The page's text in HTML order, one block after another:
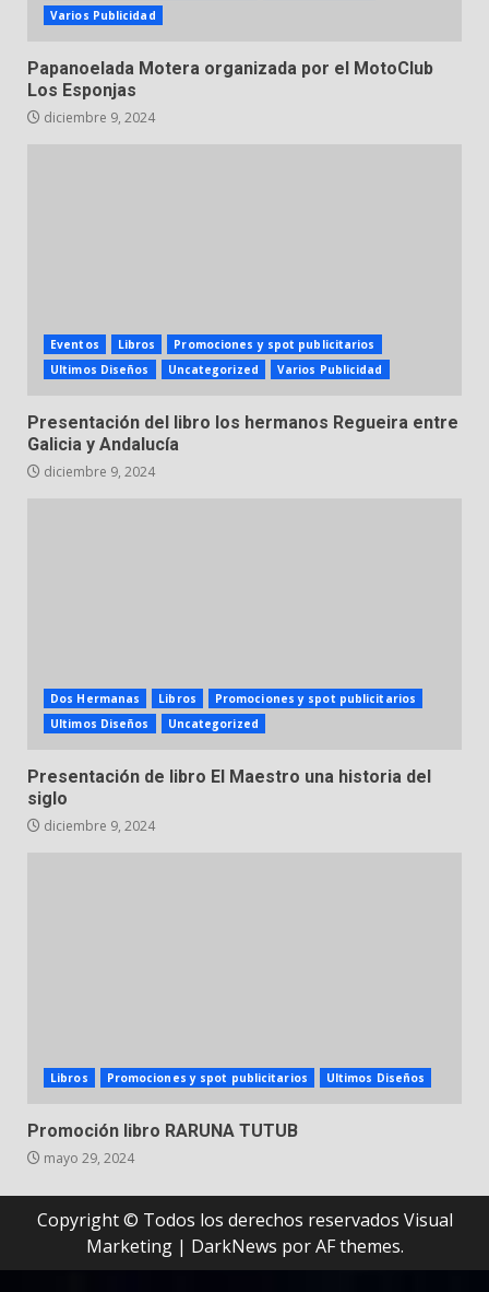
Varios Publicidad
Papanoelada Motera organizada por el MotoClub
Los Esponjas
diciembre 9, 2024
Eventos Libros
Promociones y spot publicitarios
Ultimos Diseños
Uncategorized Varios Publicidad
Presentación del libro los hermanos Regueira entre
Galicia y Andalucía
diciembre 9, 2024
Dos Hermanas Libros
Promociones y spot publicitarios
Ultimos Diseños
Uncategorized
Presentación de libro El Maestro una historia del
siglo
diciembre 9, 2024
Libros Promociones y spot publicitarios Ultimos Diseños
Promoción libro RARUNA TUTUB
mayo 29, 2024
Copyright © Todos los derechos reservados Visual
Marketing | DarkNews por AF themes.